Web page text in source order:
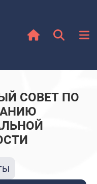
СОВЕТ ПО